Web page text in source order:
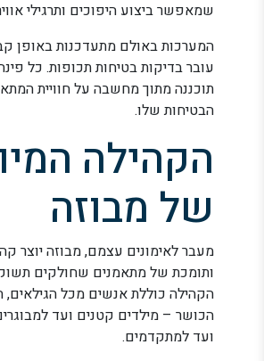
שמאפשר ביצוע היפוכים ותרגילי
המערכות באולם מתעדכנות באופן
עובר בדיקות בטיחות תכופות. כל
תוכננה מתוך מחשבה על חוויית
הבטיחות שלו.
הקהילה
של מבוזה
מעבר לאימונים עצמם, מבוזה יוצר
ותומכת של מתאמנים שחולקים
הקהילה כוללת אנשים מכל הגילאים,
הכושר – מילדים קטנים ועד
ועד למתקדמים.